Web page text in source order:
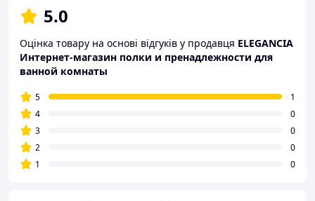
5.0
Оцінка товару на основі відгуків у продавця ELEGANCIA
Интернет-магазин полки и пренадлежности для
ванной комнаты
5
1
4
0
3
0
2
0
1
0